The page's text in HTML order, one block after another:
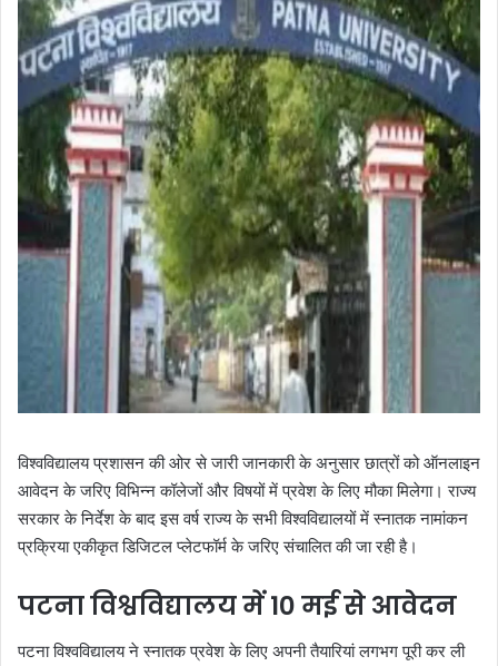
विश्वविद्यालय प्रशासन की ओर से जारी जानकारी के अनुसार छात्रों को ऑनलाइन
आवेदन के जरिए विभिन्न कॉलेजों और विषयों में प्रवेश के लिए मौका मिलेगा। राज्य
सरकार के निर्देश के बाद इस वर्ष राज्य के सभी विश्वविद्यालयों में स्नातक नामांकन
प्रक्रिया एकीकृत डिजिटल प्लेटफॉर्म के जरिए संचालित की जा रही है।
पटना विश्वविद्यालय में 10 मई से आवेदन
पटना विश्वविद्यालय ने स्नातक प्रवेश के लिए अपनी तैयारियां लगभग पूरी कर ली